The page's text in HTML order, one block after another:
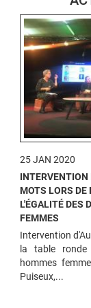
25 JAN 2020
INTERVENTION
MOTS LORS DE
L'ÉGALITÉ DES
FEMMES
Intervention
la table
hommes
Puiseux,...